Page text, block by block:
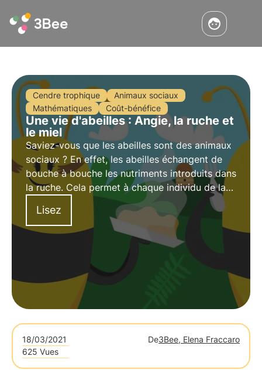
Cendre trophique
Animaux sociaux
Mathématiques
Coût-bénéfice
Une vie d'abeilles : Angie, la ruche et
le miel
Saviez-vous que les abeilles sont des animaux
sociaux ? En effet, les abeilles échangent de
bouche à bouche les nutriments introduits dans
la ruche. Cela permet à chaque individu de la
colonie d'être en phase avec les autres et de
faire circuler les substances chimiques
nécessaires.
Lisez
18/03/2021 De3Bee, Elena Fraccaro
625 Vues